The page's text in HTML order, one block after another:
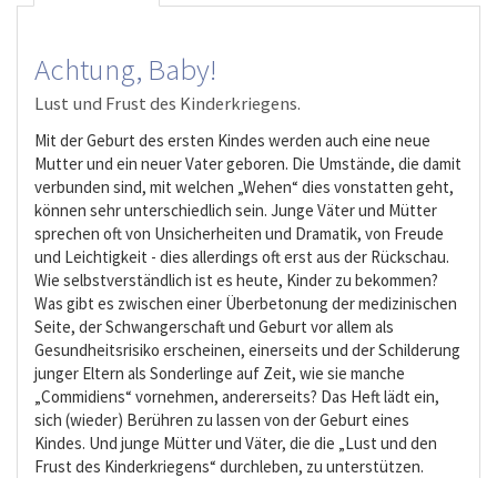
Achtung, Baby!
Lust und Frust des Kinderkriegens.
Mit der Geburt des ersten Kindes werden auch eine neue
Mutter und ein neuer Vater geboren. Die Umstände, die damit
verbunden sind, mit welchen „Wehen“ dies vonstatten geht,
können sehr unterschiedlich sein. Junge Väter und Mütter
sprechen oft von Unsicherheiten und Dramatik, von Freude
und Leichtigkeit - dies allerdings oft erst aus der Rückschau.
Wie selbstverständlich ist es heute, Kinder zu bekommen?
Was gibt es zwischen einer Überbetonung der medizinischen
Seite, der Schwangerschaft und Geburt vor allem als
Gesundheitsrisiko erscheinen, einerseits und der Schilderung
junger Eltern als Sonderlinge auf Zeit, wie sie manche
„Commidiens“ vornehmen, andererseits? Das Heft lädt ein,
sich (wieder) Berühren zu lassen von der Geburt eines
Kindes. Und junge Mütter und Väter, die die „Lust und den
Frust des Kinderkriegens“ durchleben, zu unterstützen.